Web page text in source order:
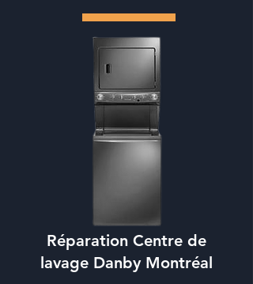
Réparation Centre de
lavage Danby Montréal